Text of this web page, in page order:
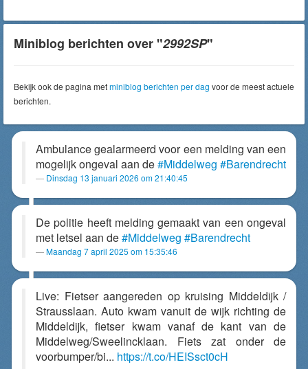
Miniblog berichten over "2992SP"
Bekijk ook de pagina metminiblog berichten per dag voor de meest actuele
berichten.
Ambulance gealarmeerd voor een melding van een
mogelijk ongeval aan de#Middelweg #Barendrecht
Dinsdag 13 januari 2026 om 21:40:45
De politie heeft melding gemaakt van een ongeval
met letsel aan de#Middelweg #Barendrecht
Maandag 7 april 2025 om 15:35:46
Live: Fietser aangereden op kruising Middeldijk /
Strausslaan. Auto kwam vanuit de wijk richting de
Middeldijk, fietser kwam vanaf de kant van de
Middelweg/Sweelincklaan. Fiets zat onder de
voorbumper/bi... https://t.co/HEISsct0cH